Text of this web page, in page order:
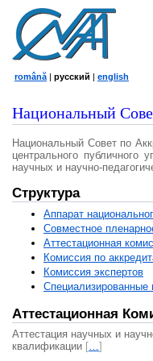
română | русский | english
Национальный
Национальный Совет по
центрального публичного
научных и научно-
Структура
Аппарат
Совместное
Аттестационная
Комиссия по
Комиссия экспертов
Специализированные
Аттестационная
Аттестация научных и
квалификации […]